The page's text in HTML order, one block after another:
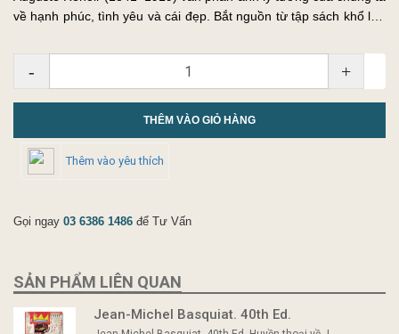
về hạnh phúc, tình yêu và cái đẹp. Bắt nguồn từ tập sách khổ lớn
- +
THÊM VÀO GIỎ HÀNG
Thêm vào yêu thích
Gọi ngay 03 6386 1486 để Tư Vấn
SẢN PHẨM LIÊN QUAN
Jean-Michel Basquiat. 40th Ed.